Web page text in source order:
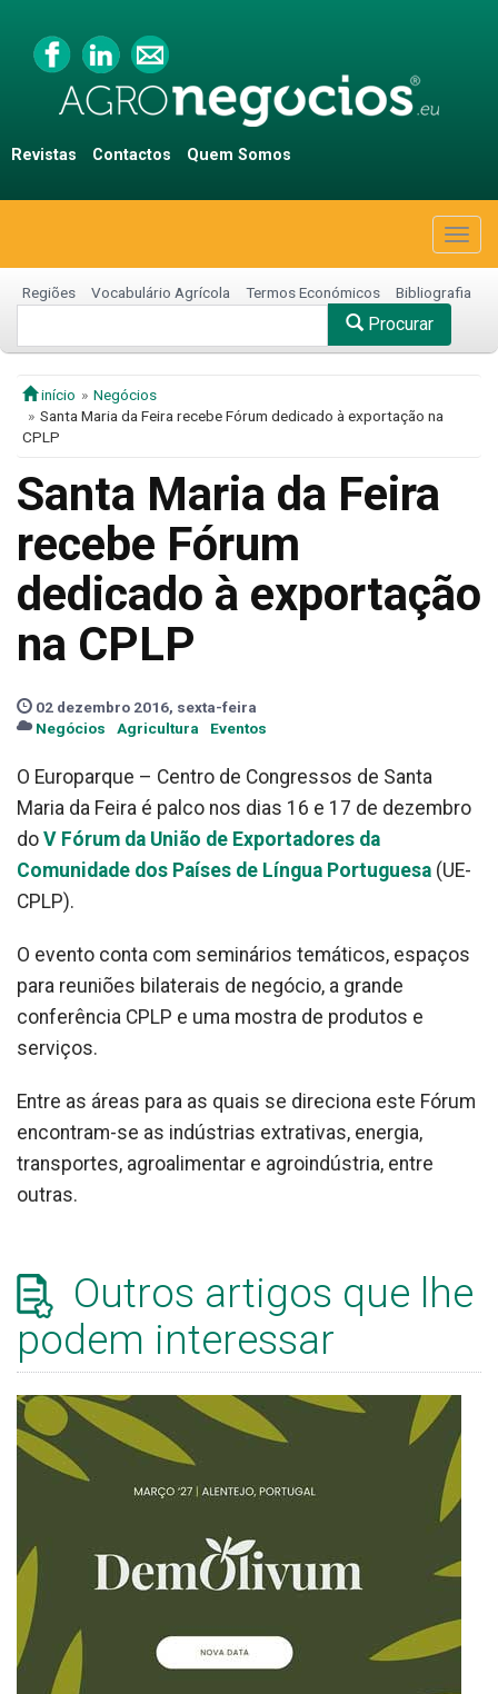
Revistas Contactos Quem Somos
Regiões Vocabulário Agrícola Termos Económicos Bibliografia
Procurar
início
Negócios
Santa Maria da Feira recebe Fórum dedicado à exportação na
CPLP
Santa Maria da Feira
recebe Fórum
dedicado à exportação
na CPLP
02 dezembro 2016, sexta-feira
Negócios
Agricultura Eventos
O Europarque – Centro de Congressos de Santa
Maria da Feira é palco nos dias 16 e 17 de dezembro
do V Fórum da União de Exportadores da
Comunidade dos Países de Língua Portuguesa (UE-
CPLP).
O evento conta com seminários temáticos, espaços
para reuniões bilaterais de negócio, a grande
conferência CPLP e uma mostra de produtos e
serviços.
Entre as áreas para as quais se direciona este Fórum
encontram-se as indústrias extrativas, energia,
transportes, agroalimentar e agroindústria, entre
outras.
Outros artigos que lhe
podem interessar